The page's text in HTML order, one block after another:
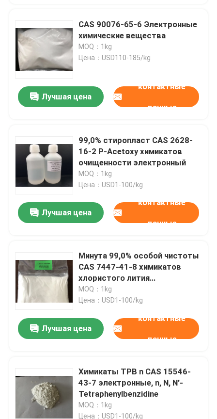
CAS 90076-65-6 Электронные
химические вещества
MOQ：1kg
Цена：USD110-185/kg
Лучшая цена
контактные
данные
99,0% стиропласт CAS 2628-
16-2 P-Acetoxy химикатов
очищенности электронный
MOQ：1kg
Цена：USD1-100/kg
Лучшая цена
контактные
данные
Минута 99,0% особой чистоты
CAS 7447-41-8 химикатов
хлористого лития
электронная
MOQ：1kg
Цена：USD1-100/kg
Лучшая цена
контактные
данные
Химикаты TPB n CAS 15546-
43-7 электронные, n, N, N'-
Tetraphenylbenzidine
MOQ：1kg
Цена：USD1-100/kg